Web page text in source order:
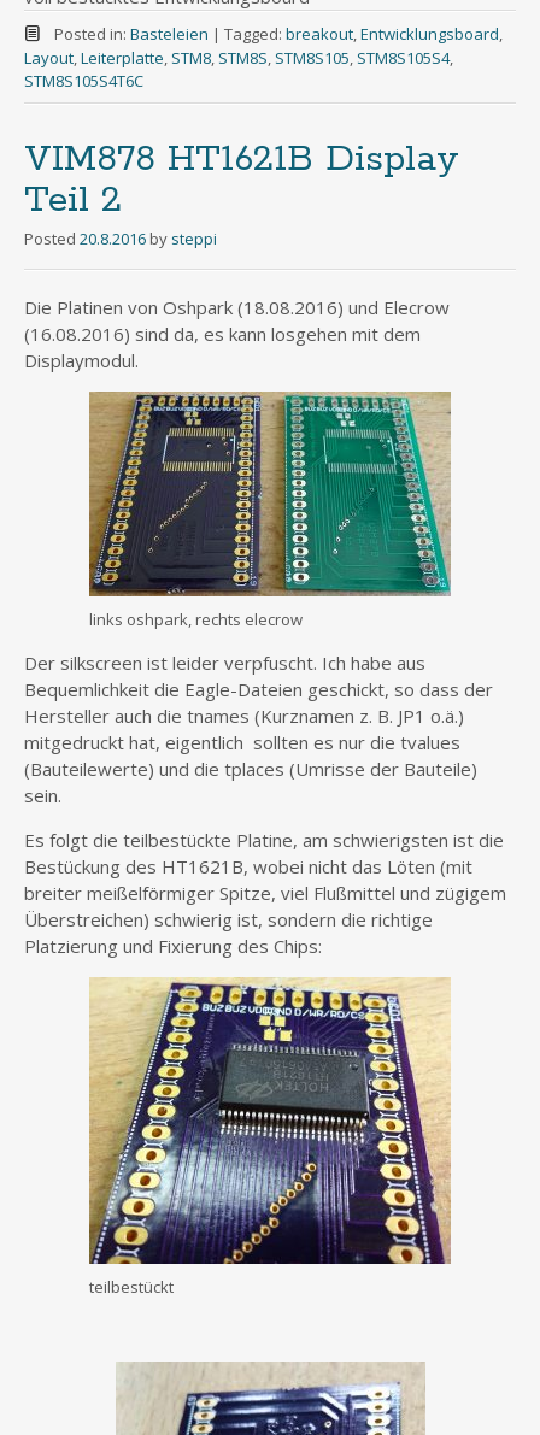
Posted in: Basteleien | Tagged: breakout,Entwicklungsboard,
Layout,Leiterplatte, STM8, STM8S, STM8S105, STM8S105S4,
STM8S105S4T6C
VIM878 HT1621B Display
Teil 2
Posted 20.8.2016 by steppi
Die Platinen von Oshpark (18.08.2016) und Elecrow
(16.08.2016) sind da, es kann losgehen mit dem
Displaymodul.
links oshpark, rechts elecrow
Der silkscreen ist leider verpfuscht. Ich habe aus
Bequemlichkeit die Eagle-Dateien geschickt, so dass der
Hersteller auch die tnames (Kurznamen z. B. JP1 o.ä.)
mitgedruckt hat, eigentlich sollten es nur die tvalues
(Bauteilewerte) und die tplaces (Umrisse der Bauteile)
sein.
Es folgt die teilbestückte Platine, am schwierigsten ist die
Bestückung des HT1621B, wobei nicht das Löten (mit
breiter meißelförmiger Spitze, viel Flußmittel und zügigem
Überstreichen) schwierig ist, sondern die richtige
Platzierung und Fixierung des Chips:
teilbestückt